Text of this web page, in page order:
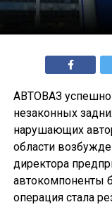
АВТОВАЗ успешно
незаконных
нарушающих
области
директора
автокомпоненты
операция стала